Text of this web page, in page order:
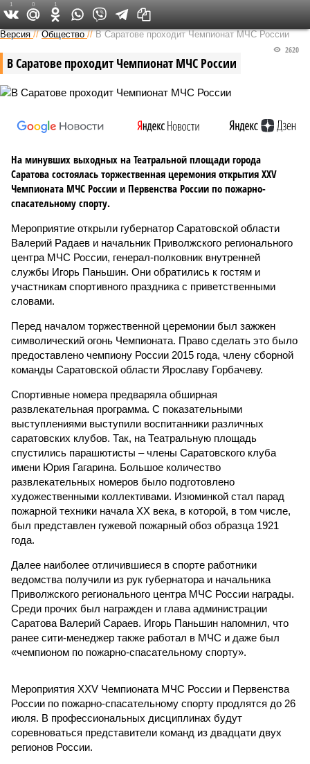
Версия в Саратове
Версия //Общество //В Саратове проходит Чемпионат МЧС России
В Саратове проходит Чемпионат МЧС России
2620
На минувших выходных на Театральной площади города
Саратова состоялась торжественная церемония открытия XXV
Чемпионата МЧС России и Первенства России по пожарно-
спасательному спорту.
Мероприятие открыли губернатор Саратовской области
Валерий Радаев и начальник Приволжского регионального
центра МЧС России, генерал-полковник внутренней
службы Игорь Паньшин. Они обратились к гостям и
участникам спортивного праздника с приветственными
словами.
Перед началом торжественной церемонии был зажжен
символический огонь Чемпионата. Право сделать это было
предоставлено чемпиону России 2015 года, члену сборной
команды Саратовской области Ярославу Горбачеву.
Спортивные номера предваряла обширная
развлекательная программа. С показательными
выступлениями выступили воспитанники различных
саратовских клубов. Так, на Театральную площадь
спустились парашютисты – члены Саратовского клуба
имени Юрия Гагарина. Большое количество
развлекательных номеров было подготовлено
художественными коллективами. Изюминкой стал парад
пожарной техники начала XX века, в которой, в том числе,
был представлен гужевой пожарный обоз образца 1921
года.
Далее наиболее отличившиеся в спорте работники
ведомства получили из рук губернатора и начальника
Приволжского регионального центра МЧС России награды.
Среди прочих был награжден и глава администрации
Саратова Валерий Сараев. Игорь Паньшин напомнил, что
ранее сити-менеджер также работал в МЧС и даже был
«чемпионом по пожарно-спасательному спорту».
Мероприятия XXV Чемпионата МЧС России и Первенства
России по пожарно-спасательному спорту продлятся до 26
июля. В профессиональных дисциплинах будут
соревноваться представители команд из двадцати двух
регионов России.
1 0 1